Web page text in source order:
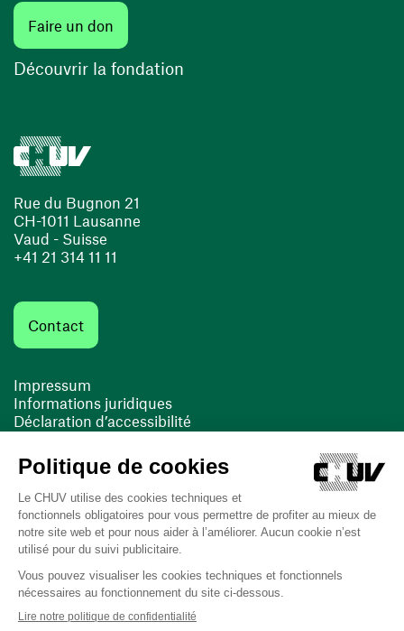
Rue du Bugnon 21
CH-1011 Lausanne
Vaud - Suisse
+41 21 314 11 11
Contact
Impressum
Informations juridiques
Déclaration d’accessibilité
Cookies
(opens in a new window)
(opens in a new window)
Faire un don
Découvrir la fondation